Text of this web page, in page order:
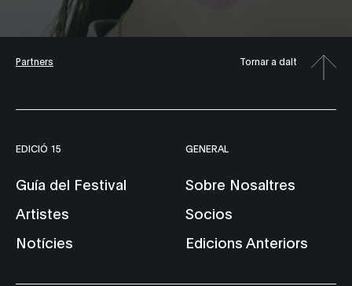
Partners Tornar a dalt
EDICIÓ 15
Guía del Festival
Artistes
Notícies
GENERAL
Sobre Nosaltres
Socios
Edicions Anteriors